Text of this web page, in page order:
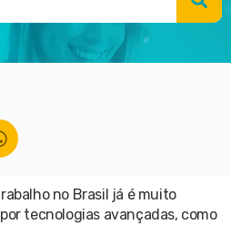
no Brasil já é muito
tecnologias avançadas, como